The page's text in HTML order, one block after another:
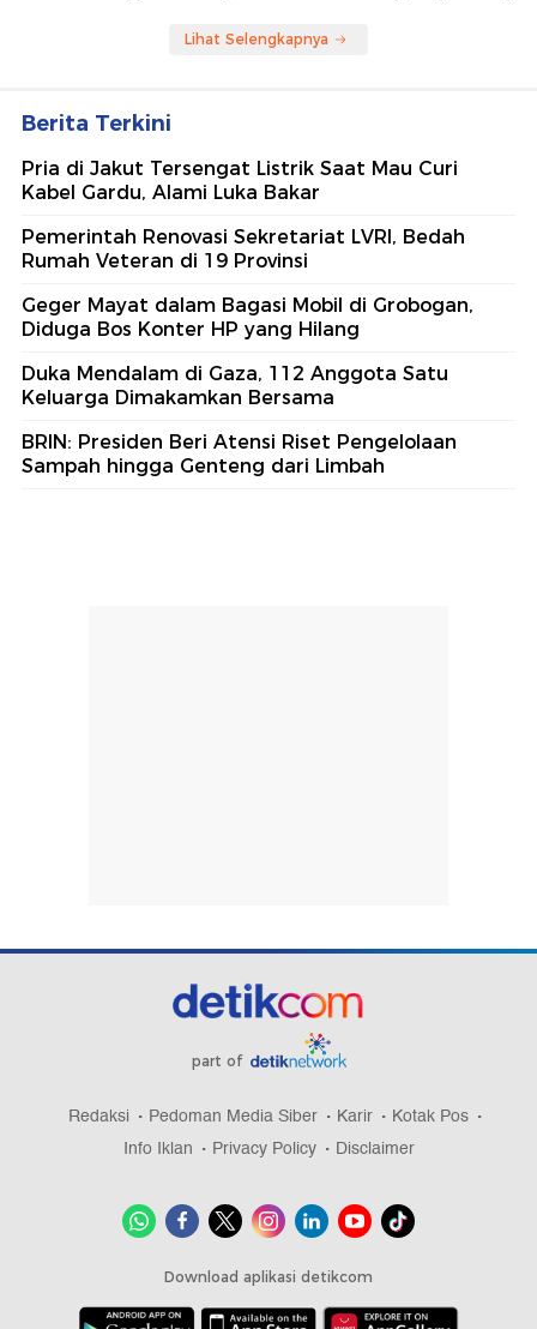
Lihat Selengkapnya
Berita Terkini
Pria di Jakut Tersengat Listrik Saat Mau Curi
Kabel Gardu, Alami Luka Bakar
Pemerintah Renovasi Sekretariat LVRI, Bedah
Rumah Veteran di 19 Provinsi
Geger Mayat dalam Bagasi Mobil di Grobogan,
Diduga Bos Konter HP yang Hilang
Duka Mendalam di Gaza, 112 Anggota Satu
Keluarga Dimakamkan Bersama
BRIN: Presiden Beri Atensi Riset Pengelolaan
Sampah hingga Genteng dari Limbah
part of
Redaksi Pedoman Media Siber Karir
Kotak Pos
Info Iklan
Privacy Policy Disclaimer
Download aplikasi detikcom